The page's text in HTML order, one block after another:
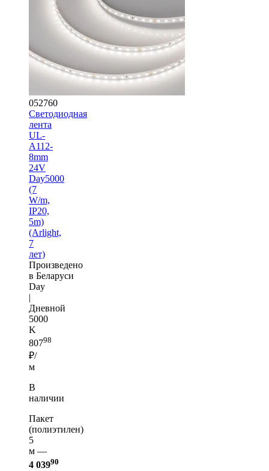
052760
Светодиодная
лента
UL-
A112-
8mm
24V
Day5000
(7
W/m,
IP20,
5m)
(Arlight,
7
лет)
Произведено
в Беларуси
Day
|
Дневной
5000
K
80798
₽/
м
В
наличии
Пакет
(полиэтилен)
5
м —
4 03990